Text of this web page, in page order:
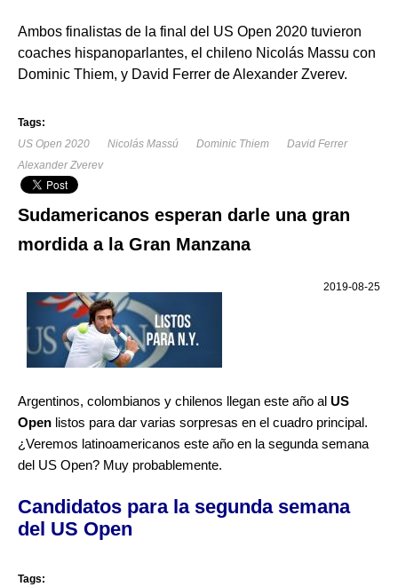
Ambos finalistas de la final del US Open 2020 tuvieron
coaches hispanoparlantes, el chileno Nicolás Massu con
Dominic Thiem, y David Ferrer de Alexander Zverev.
Tags:
US Open 2020
Nicolás Massú Dominic Thiem
David Ferrer
Alexander Zverev
Sudamericanos esperan darle una gran
mordida a la Gran Manzana
2019-08-25
Argentinos, colombianos y chilenos llegan este año al US
Open listos para dar varias sorpresas en el cuadro principal.
¿Veremos latinoamericanos este año en la segunda semana
del US Open? Muy probablemente.
Candidatos para la segunda semana
del US Open
Tags: